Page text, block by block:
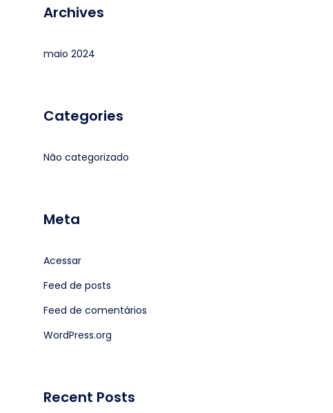
Archives
maio 2024
Categories
Não categorizado
Meta
Acessar
Feed de posts
Feed de comentários
WordPress.org
Recent Posts